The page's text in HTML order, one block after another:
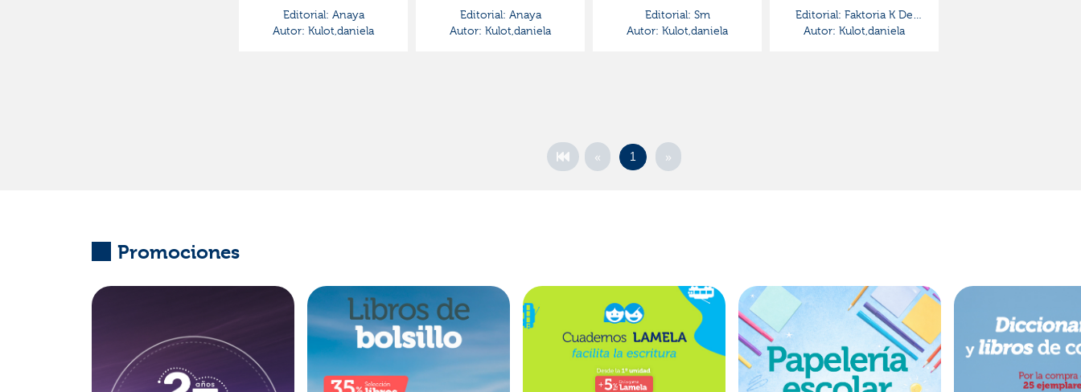
Editorial: Anaya
Autor: Kulot,daniela
Editorial: Anaya
Autor: Kulot,daniela
Editorial: Sm
Autor: Kulot,daniela
Editorial: Faktoria K De
Libros
Autor: Kulot,daniela
« 1 »
Promociones